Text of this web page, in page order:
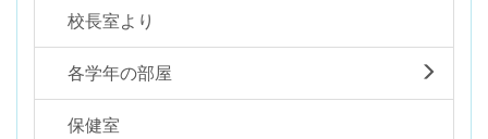
校長室より
各学年の部屋
保健室